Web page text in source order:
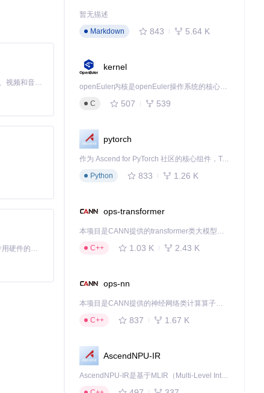
MiniMax H3 是一个通用的全模态生成系统。它支持对由文本、图像、视频和音频组成的多模态上下文进行统一理解，并能生成分辨率高达 2K、时长可达 15 秒的带原生立体声音频的视频。得益于面向任务泛化的系统设计，H3 在预训练阶段就已具备广泛的多模态上下文理解与生成能力，能够出色地执行复杂的多模态指令。
基于Python的Xiaozhi AI，适用于想要完整Xiaozhi体验而无需拥有专用硬件的用户。
暂无描述
Markdown
843 5.64 K
kernel
openEuler内核是openEuler操作系统的核心，既是系统性能与稳定性的基石，也是连接处理器、设备与服务的桥梁。
C
507 539
pytorch
作为 Ascend for PyTorch 社区的核心组件，TorchNPU 是昇腾专为 PyTorch 打造的深度学习适配插件，使 PyTorch 框架能够直接调用昇腾 NPU，为开发者提供昇腾 AI 处理器的超强算力。
Python
833 1.26 K
ops-transformer
本项目是CANN提供的transformer类大模型算子库，实现网络在NPU上加速计算。
C++
1.03 K 2.43 K
ops-nn
本项目是CANN提供的神经网络类计算算子库，实现网络在NPU上加速计算。
C++
837 1.67 K
AscendNPU-IR
AscendNPU-IR是基于MLIR（Multi-Level Intermediate Representation）构建的，面向昇腾亲和算子编译时使用的中间表示，提供昇腾完备表达能力，通过编译优化提升昇腾AI处理器计算效率，支持通过生态框架使能昇腾AI处理器与深度调优